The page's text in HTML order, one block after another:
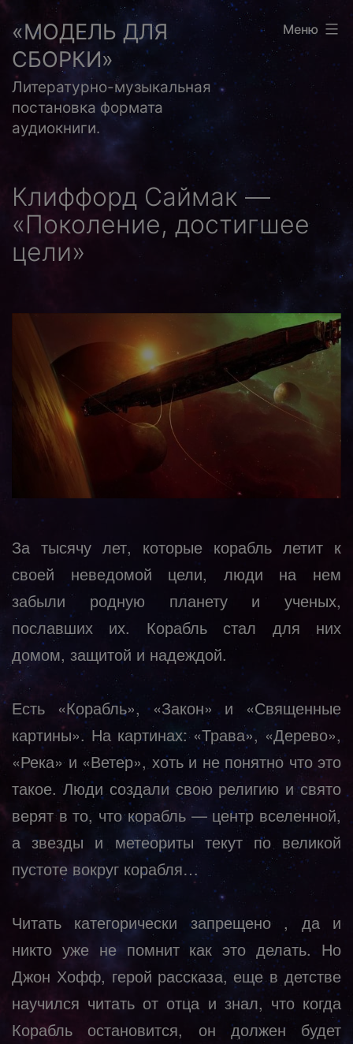
Перейти
содержимому
«МОДЕЛЬ ДЛЯ
СБОРКИ»
Литературно-музыкальная
постановка формата
аудиокниги.
Меню
Клиффорд Саймак —
«Поколение, достигшее
цели»
За тысячу лет, которые корабль летит к
своей неведомой цели, люди на нем
забыли родную планету и ученых,
пославших их. Корабль стал для них
домом, защитой и надеждой.
Есть «Корабль», «Закон» и «Священные
картины». На картинах: «Трава», «Дерево»,
«Река» и «Ветер», хоть и не понятно что это
такое. Люди создали свою религию и свято
верят в то, что корабль — центр вселенной,
а звезды и метеориты текут по великой
пустоте вокруг корабля…
Читать категорически запрещено , да и
никто уже не помнит как это делать. Но
Джон Хофф, герой рассказа, еще в детстве
научился читать от отца и знал, что когда
Корабль остановится, он должен будет